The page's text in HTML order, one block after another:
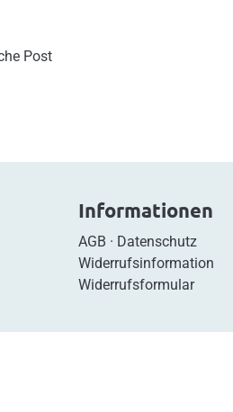
Post
Informationen
AGB · Datenschutz
Widerrufsinformation
Widerrufsformular